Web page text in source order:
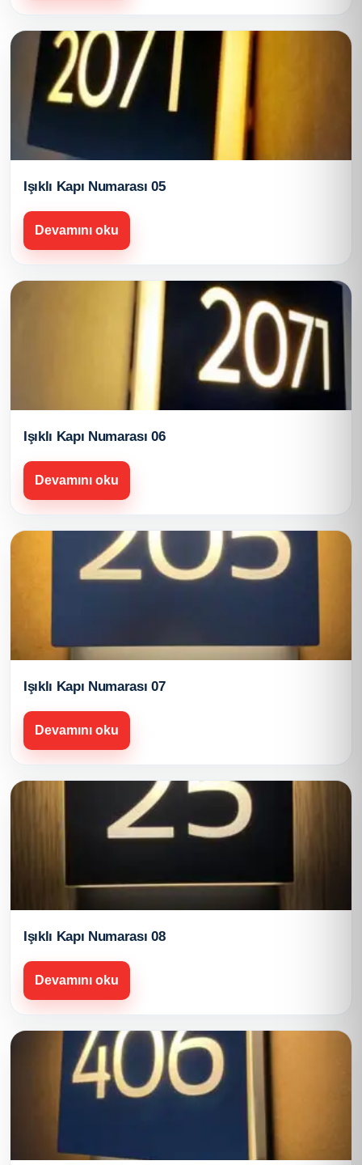
Işıklı Kapı Numarası 05
Devamını oku
Işıklı Kapı Numarası 06
Devamını oku
Işıklı Kapı Numarası 07
Devamını oku
Işıklı Kapı Numarası 08
Devamını oku